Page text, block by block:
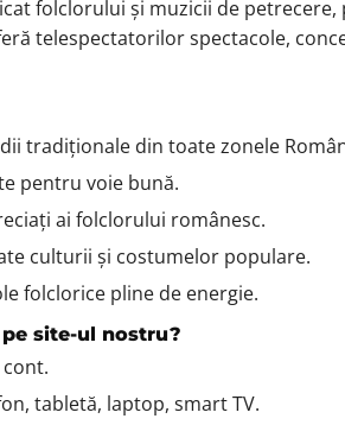
folclorului și muzicii de
telespectatorilor spectacole,
tradiționale din toate zonele
pentru voie bună.
ai folclorului românesc.
culturii și costumelor populare.
folclorice pline de energie.
pe site-ul nostru?
tabletă, laptop, smart TV.